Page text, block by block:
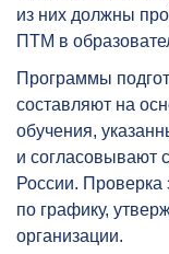
из них должны
ПТМ в
Программы
составляют на
обучения,
и согласовывают
России. Проверка
по графику,
организации.